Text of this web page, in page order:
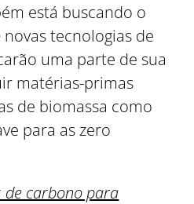
está buscando o
tecnologias de
uma parte de sua
matérias-primas
de biomassa como
para as zero
de carbono para